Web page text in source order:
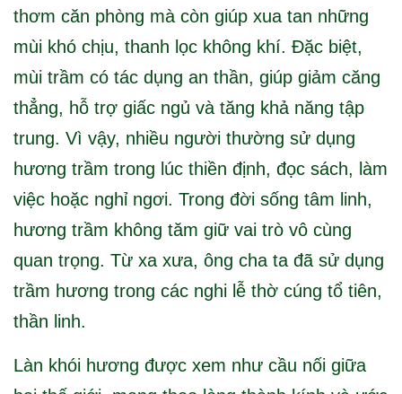
thơm căn phòng mà còn giúp xua tan những
mùi khó chịu, thanh lọc không khí. Đặc biệt,
mùi trầm có tác dụng an thần, giúp giảm căng
thẳng, hỗ trợ giấc ngủ và tăng khả năng tập
trung. Vì vậy, nhiều người thường sử dụng
hương trầm trong lúc thiền định, đọc sách, làm
việc hoặc nghỉ ngơi. Trong đời sống tâm linh,
hương trầm không tăm giữ vai trò vô cùng
quan trọng. Từ xa xưa, ông cha ta đã sử dụng
trầm hương trong các nghi lễ thờ cúng tổ tiên,
thần linh.
Làn khói hương được xem như cầu nối giữa